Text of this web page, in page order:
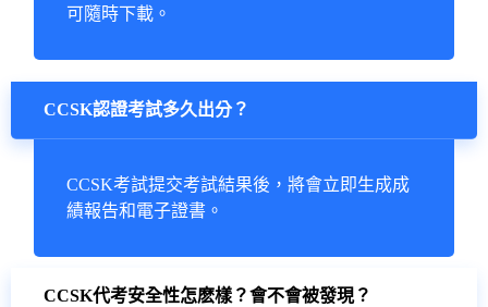
可隨時下載。
CCSK認證考試多久出分？
CCSK考試提交考試結果後，將會立即生成成
績報告和電子證書。
CCSK代考安全性怎麽樣？會不會被發現？